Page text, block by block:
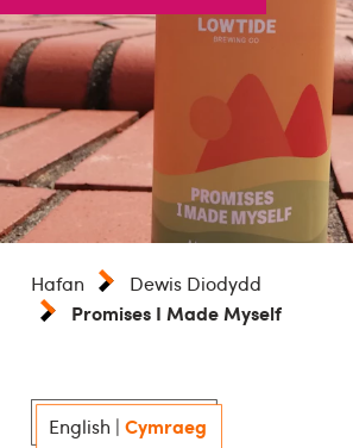
Hafan
Dewis Diodydd
Promises I Made Myself
English | Cymraeg